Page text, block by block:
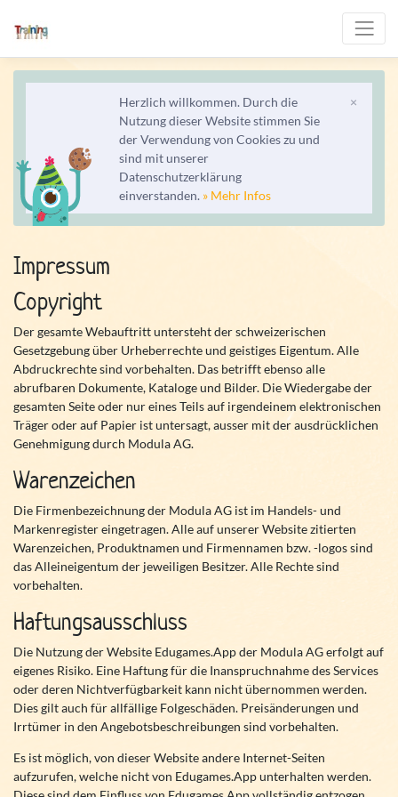
Herzlich willkommen. Durch die
Nutzung dieser Website stimmen Sie
der Verwendung von Cookies zu und
sind mit unserer
Datenschutzerklärung
einverstanden. » Mehr Infos
×
Impressum
Copyright
Der gesamte Webauftritt untersteht der schweizerischen
Gesetzgebung über Urheberrechte und geistiges Eigentum. Alle
Abdruckrechte sind vorbehalten. Das betrifft ebenso alle
abrufbaren Dokumente, Kataloge und Bilder. Die Wiedergabe der
gesamten Seite oder nur eines Teils auf irgendeinem elektronischen
Träger oder auf Papier ist untersagt, ausser mit der ausdrücklichen
Genehmigung durch Modula AG.
Warenzeichen
Die Firmenbezeichnung der Modula AG ist im Handels- und
Markenregister eingetragen. Alle auf unserer Website zitierten
Warenzeichen, Produktnamen und Firmennamen bzw. -logos sind
das Alleineigentum der jeweiligen Besitzer. Alle Rechte sind
vorbehalten.
Haftungsausschluss
Die Nutzung der Website Edugames.App der Modula AG erfolgt auf
eigenes Risiko. Eine Haftung für die Inanspruchnahme des Services
oder deren Nichtverfügbarkeit kann nicht übernommen werden.
Dies gilt auch für allfällige Folgeschäden. Preisänderungen und
Irrtümer in den Angebotsbeschreibungen sind vorbehalten.
Es ist möglich, von dieser Website andere Internet-Seiten
aufzurufen, welche nicht von Edugames.App unterhalten werden.